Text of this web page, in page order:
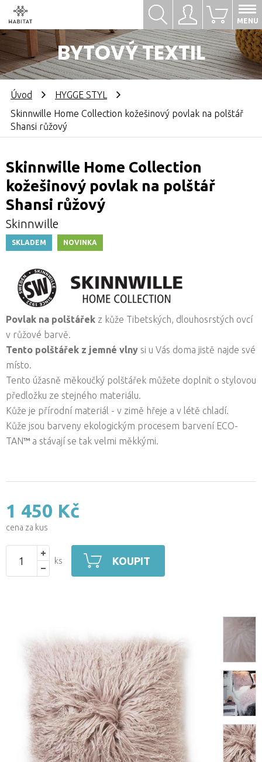
Přihlásit se
BYTOVÝ TEXTIL
0
MENU
Hledat
Úvod
HYGGE STYL
Skinnwille Home Collection kožešinový povlak na polštář
Shansi růžový
Skinnwille Home Collection
kožešinový povlak na polštář
Shansi růžový
Skinnwille
SKLADEM NOVINKA
Povlak na polštářek z kůže Tibetských, dlouhosrstých ovcí
v růžové barvě.
Tento polštářek z jemné vlny si u Vás doma jistě najde své
místo.
Tento úžasně měkoučký polštářek můžete doplnit o stylovou
předložku ze stejného materiálu.
Kůže je přírodní materiál - v zimě hřeje a v létě chladí.
Kůže jsou barveny ekologickým procesem barvení ECO-
TAN™ a stávají se tak velmi měkkými.
1 450 Kč
cena za kus
ks KOUPIT